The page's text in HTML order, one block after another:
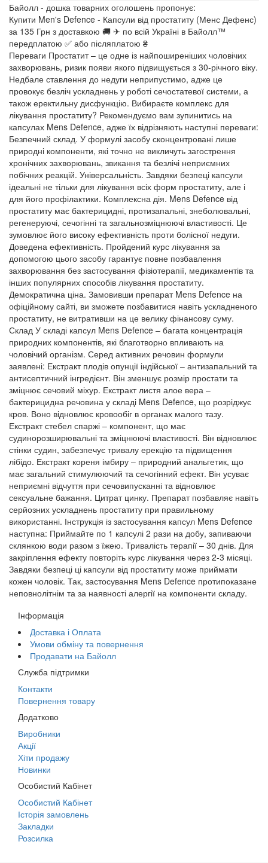
Байолл - дошка товарних оголошень пропонує:
Купити Men's Defence - Капсули від простатиту (Менс Дефенс)
за 135 Грн з доставкою 🚚 ✈ по всій Україні в Байолл™
передплатою ✅ або післяплатою ₴
Переваги Простатит – це одне із найпоширеніших чоловічих
захворювань, ризик появи якого підвищується з 30-річного віку.
Недбале ставлення до недуги неприпустимо, адже це
провокує безліч ускладнень у роботі сечостатевої системи, а
також еректильну дисфункцію. Вибираєте комплекс для
лікування простатиту? Рекомендуємо вам зупинитись на
капсулах Mens Defence, адже їх відрізняють наступні переваги:
Безпечний склад. У формулі засобу сконцентровані лише
природні компоненти, які точно не викличуть загострення
хронічних захворювань, звикання та безлічі неприємних
побічних реакцій. Універсальність. Завдяки безпеці капсули
ідеальні не тільки для лікування всіх форм простатиту, але і
для його профілактики. Комплексна дія. Mens Defence від
простатиту має бактерицидні, протизапальні, знеболювальні,
регенеруючі, сечогінні та загальнозміцнюючі властивості. Це
зумовлює його високу ефективність проти болісної недуги.
Доведена ефективність. Пройдений курс лікування за
допомогою цього засобу гарантує повне позбавлення
захворювання без застосування фізіотерапії, медикаментів та
інших популярних способів лікування простатиту.
Демократична ціна. Замовивши препарат Mens Defence на
офіційному сайті, ви зможете позбавитися навіть ускладненого
простатиту, не витративши на це велику фінансову суму.
Склад У складі капсул Mens Defence – багата концентрація
природних компонентів, які благотворно впливають на
чоловічий організм. Серед активних речовин формули
заявлені: Екстракт плодів опунції індійської – антизапальний та
антисептичний інгредієнт. Він зменшує розмір простати та
зміцнює сечовий міхур. Екстракт листя алое вера –
бактерицидна речовина у складі Mens Defence, що розріджує
кров. Воно відновлює кровообіг в органах малого тазу.
Екстракт стебел спаржі – компонент, що має
судинорозширювальні та зміцнюючі властивості. Він відновлює
стінки судин, забезпечує тривалу ерекцію та підвищення
лібідо. Екстракт кореня імбиру – природний анальгетик, що
має загальний стимулюючий та сечогінний ефект. Він усуває
неприємні відчуття при сечовипусканні та відновлює
сексуальне бажання. Цитрат цинку. Препарат позбавляє навіть
серйозних ускладнень простатиту при правильному
використанні. Інструкція із застосування капсул Mens Defence
наступна: Приймайте по 1 капсулі 2 рази на добу, запиваючи
склянкою води разом з їжею. Тривалість терапії – 30 днів. Для
закріплення ефекту повторіть курс лікування через 2-3 місяці.
Завдяки безпеці ці капсули від простатиту може приймати
кожен чоловік. Так, застосування Mens Defence протипоказане
неповнолітнім та за наявності алергії на компоненти складу.
Інформація
Доставка і Оплата
Умови обміну та повернення
Продавати на Байолл
Служба підтримки
Контакти
Повернення товару
Додатково
Виробники
Акції
Хіти продажу
Новинки
Особистий Кабінет
Особистий Кабінет
Історія замовлень
Закладки
Розсилка